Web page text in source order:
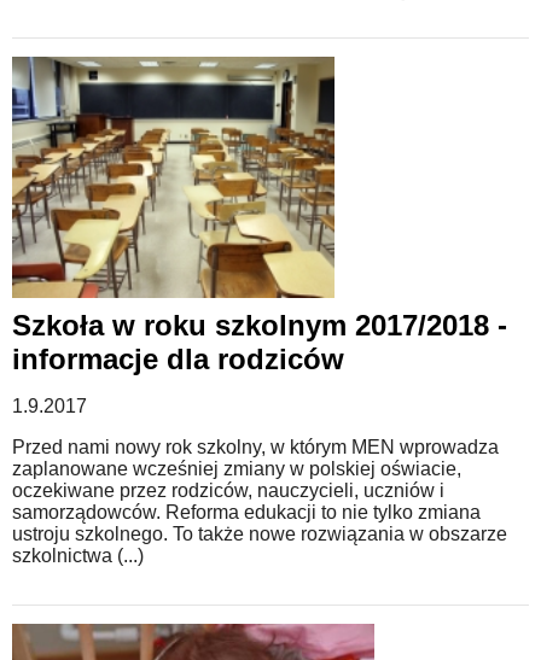
Szkoła w roku szkolnym 2017/2018 -
informacje dla rodziców
1.9.2017
Przed nami nowy rok szkolny, w którym MEN wprowadza
zaplanowane wcześniej zmiany w polskiej oświacie,
oczekiwane przez rodziców, nauczycieli, uczniów i
samorządowców. Reforma edukacji to nie tylko zmiana
ustroju szkolnego. To także nowe rozwiązania w obszarze
szkolnictwa (...)